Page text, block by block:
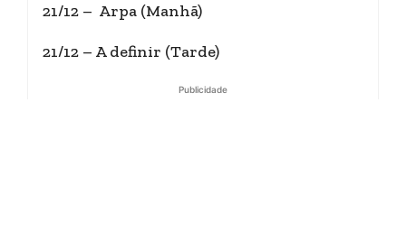
21/12 – Arpa (Manhã)
21/12 – A definir (Tarde)
Publicidade